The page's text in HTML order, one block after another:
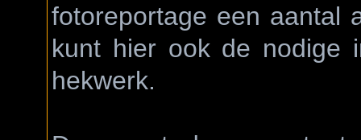
fotoreportage een aantal
kunt hier ook de nodige
hekwerk.